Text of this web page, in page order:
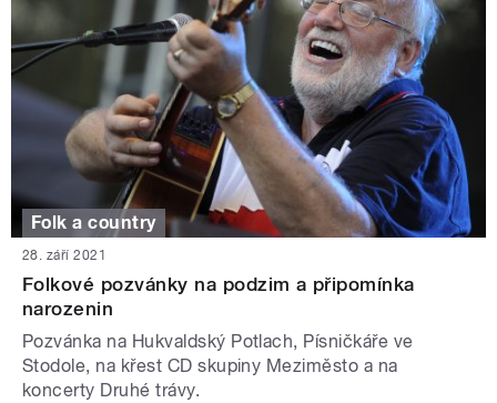
Folk a country
28. září 2021
Folkové pozvánky na podzim a připomínka
narozenin
Pozvánka na Hukvaldský Potlach, Písničkáře ve
Stodole, na křest CD skupiny Meziměsto a na
koncerty Druhé trávy.